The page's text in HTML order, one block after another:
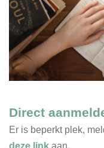
Direct
Er is beperkt plek,